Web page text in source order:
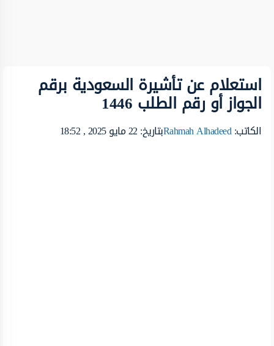
استعلام عن تأشيرة السعودية برقم
الجواز أو رقم الطلب 1446
الكاتب:Rahmah Alhadeedبتاريخ: 22 مايو 2025 , 18:52